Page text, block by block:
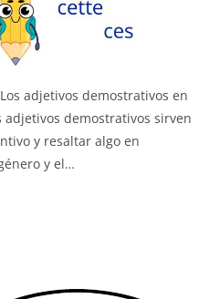
adjetivos demostrativos en
adjetivos demostrativos sirven
y resaltar algo en
y el…